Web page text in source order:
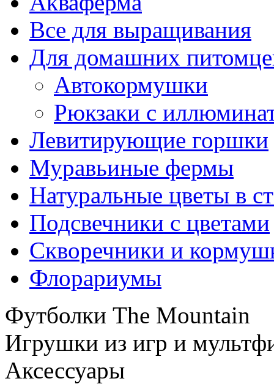
Все для выращивания
Для домашних
Автокормушки
Рюкзаки с
Левитирующие горшки
Муравьиные фермы
Натуральные цветы в
Подсвечники с цветами
Скворечники и
Флорариумы
Футболки The Mountain
Игрушки из игр и
Аксессуары